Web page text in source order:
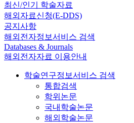
최신/인기 학술자료
해외자료신청(E-DDS)
공지사항
해외전자정보서비스 검색
Databases & Journals
해외전자자료 이용안내
학술연구정보서비스 검색
통합검색
학위논문
국내학술논문
해외학술논문